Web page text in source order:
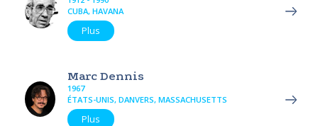
CUBA, HAVANA
Plus
Marc Dennis
1967
ÉTATS-UNIS, DANVERS, MASSACHUSETTS
Plus